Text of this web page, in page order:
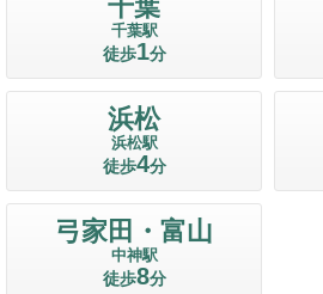
千葉
千葉駅
徒歩1分
浜松
浜松駅
徒歩4分
弓家田・富山
中神駅
徒歩8分